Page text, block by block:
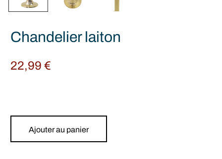
Chandelier laiton
22,99€
Ajouter au panier